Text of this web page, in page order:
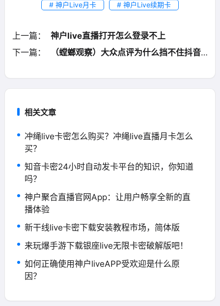
# 神户Live月卡 # 神户Live续期卡
上一篇：
神户live直播打开怎么登录不上
下一篇：
（螳螂观察）大众点评为什么挡不住抖音？
相关文章
冲绳live卡密怎么购买？冲绳live直播月卡怎么
买？
知音卡密24小时自动发卡平台的知识，你知道
吗？
神户聚合直播官网App：让用户畅享全新的直
播体验
新干线live卡密下载安装教程市场，简体版
来玩爆手游下载银座live无限卡密破解版吧！
如何正确使用神户liveAPP受欢迎是什么原
因？